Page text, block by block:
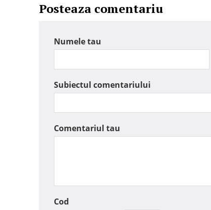
Posteaza comentariu
Numele tau
Subiectul comentariului
Comentariul tau
Cod